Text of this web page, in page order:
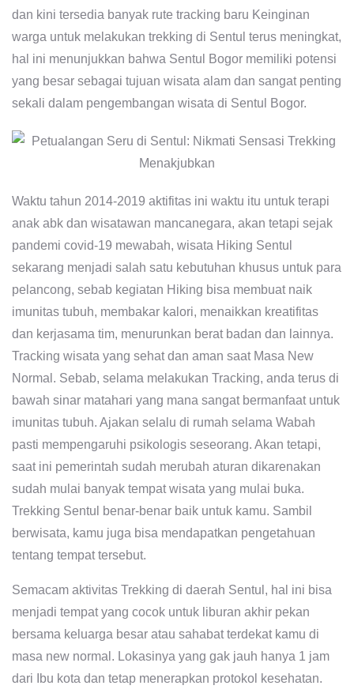
dan kini tersedia banyak rute tracking baru Keinginan
warga untuk melakukan trekking di Sentul terus meningkat,
hal ini menunjukkan bahwa Sentul Bogor memiliki potensi
yang besar sebagai tujuan wisata alam dan sangat penting
sekali dalam pengembangan wisata di Sentul Bogor.
Waktu tahun 2014-2019 aktifitas ini waktu itu untuk terapi
anak abk dan wisatawan mancanegara, akan tetapi sejak
pandemi covid-19 mewabah, wisata Hiking Sentul
sekarang menjadi salah satu kebutuhan khusus untuk para
pelancong, sebab kegiatan Hiking bisa membuat naik
imunitas tubuh, membakar kalori, menaikkan kreatifitas
dan kerjasama tim, menurunkan berat badan dan lainnya.
Tracking wisata yang sehat dan aman saat Masa New
Normal. Sebab, selama melakukan Tracking, anda terus di
bawah sinar matahari yang mana sangat bermanfaat untuk
imunitas tubuh. Ajakan selalu di rumah selama Wabah
pasti mempengaruhi psikologis seseorang. Akan tetapi,
saat ini pemerintah sudah merubah aturan dikarenakan
sudah mulai banyak tempat wisata yang mulai buka.
Trekking Sentul benar-benar baik untuk kamu. Sambil
berwisata, kamu juga bisa mendapatkan pengetahuan
tentang tempat tersebut.
Semacam aktivitas Trekking di daerah Sentul, hal ini bisa
menjadi tempat yang cocok untuk liburan akhir pekan
bersama keluarga besar atau sahabat terdekat kamu di
masa new normal. Lokasinya yang gak jauh hanya 1 jam
dari Ibu kota dan tetap menerapkan protokol kesehatan.